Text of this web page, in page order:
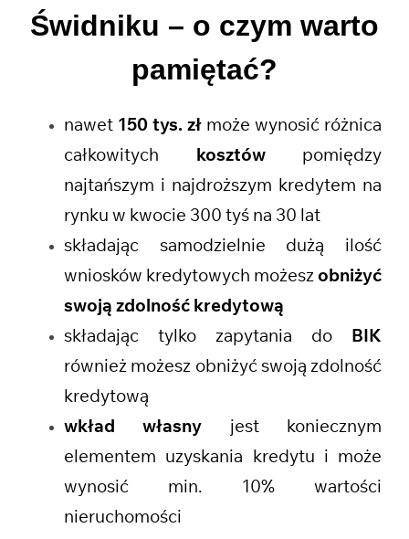
Świdniku – o czym warto
pamiętać?
nawet 150 tys. zł może wynosić różnica
całkowitych kosztówpomiędzy
najtańszym i najdroższym kredytem na
rynku w kwocie 300 tyś na 30 lat
składając samodzielnie dużą ilość
wniosków kredytowych możesz obniżyć
swoją zdolność kredytową
składając tylko zapytania do BIK
również możesz obniżyć swoją zdolność
kredytową
wkład własny jest koniecznym
elementem uzyskania kredytu i może
wynosić min. 10% wartości
nieruchomości